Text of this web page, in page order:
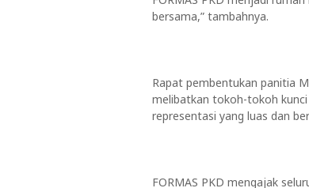
bersama,” tambahnya.
Rapat pembentukan panitia
melibatkan tokoh-tokoh
representasi yang luas dan
FORMAS PKD mengajak